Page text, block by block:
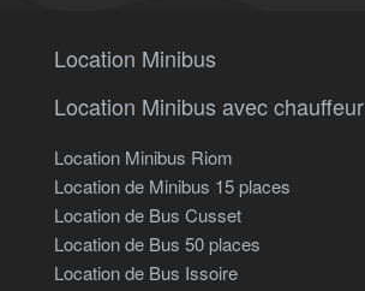
Location Minibus
Location Minibus avec chauffeur
Location Minibus Riom
Location de Minibus 15 places
Location de Bus Cusset
Location de Bus 50 places
Location de Bus Issoire